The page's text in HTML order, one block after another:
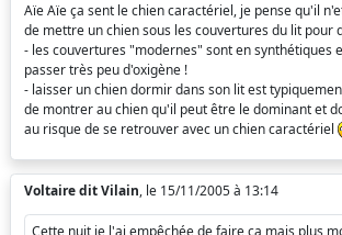
Aïe Aïe ça sent le chien caractériel, je pense qu'il
de mettre un chien sous les couvertures du lit pour
- les couvertures "modernes" sont en synthétiques
passer très peu d'oxigène !
- laisser un chien dormir dans son lit est
de montrer au chien qu'il peut être le dominant et
au risque de se retrouver avec un chien caractériel
Voltaire dit Vilain, le 15/11/2005 à 13:14